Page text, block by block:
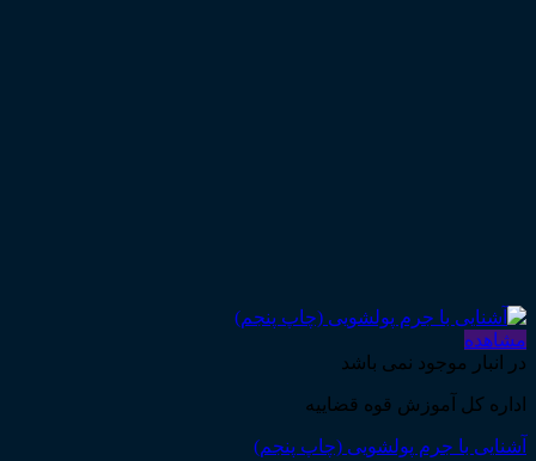
مشاهده
در انبار موجود نمی باشد
اداره کل آموزش قوه قضاییه
آشنایی با جرم پولشویی (چاپ پنجم)